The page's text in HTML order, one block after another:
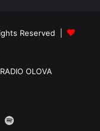
Reserved |
OLOVA
Spotify